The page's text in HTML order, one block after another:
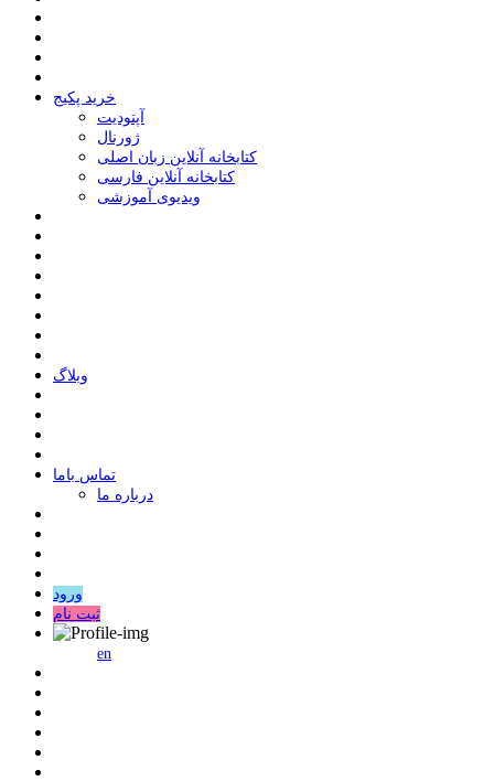
خرید پکیج
ﺁﭘﺘﻮﺩﯾﺖ
ﮊﻭﺭﻧﺎﻝ
کتابخانه آنلاین زبان اصلی
کتابخانه آنلاین فارسی
ویدیوی آموزشی
وبلاگ
ﺗﻤﺎﺱ ﺑﺎﻣﺎ
درباره ما
ورود
ثبت نام
en